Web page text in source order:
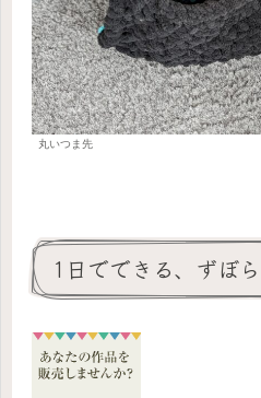
丸いつま先
1日でできる、ずぼ